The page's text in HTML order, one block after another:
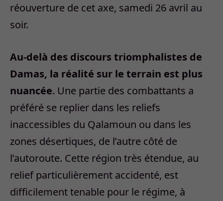
réouverture de cet axe, samedi 26 avril au
soir.
Au-delà des discours triomphalistes de
Damas, la réalité sur le terrain est plus
nuancée. Une partie des combattants a
préféré se replier dans les reliefs
inaccessibles du Qalamoun ou dans les
zones désertiques, de l’autre côté de
l’autoroute. Cette région très étendue, au
relief particulièrement accidenté, est
difficilement tenable pour le régime, à